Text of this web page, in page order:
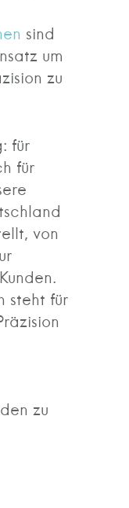
sind
um
zu
für
für
von
steht für
zu